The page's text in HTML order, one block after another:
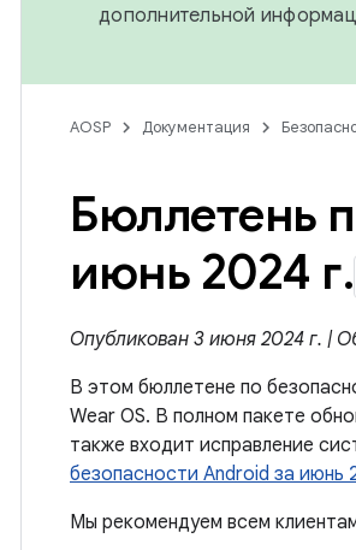
дополнительной
AOSP Документация
Бюллетень
июнь 2024 г.
Опубликован 3 июня 2024 г. |
В этом бюллетене по
Wear OS. В полном пакете
также входит исправление
безопасности Android за июнь
Мы рекомендуем всем